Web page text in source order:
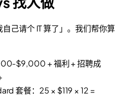
己请个 IT 算了」。我们帮你算
$9,000 + 福利 + 招聘成
套餐：25 × $119 × 12 =